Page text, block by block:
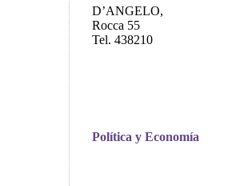
D’ANGELO,
Rocca 55
Tel. 438210
Política y Economía